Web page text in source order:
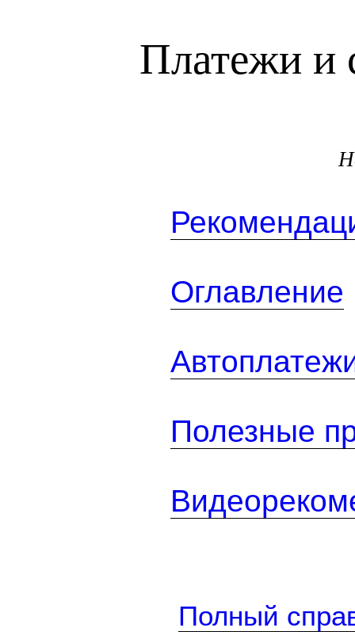
Платежи и
Оглавление
Полезные
Полный